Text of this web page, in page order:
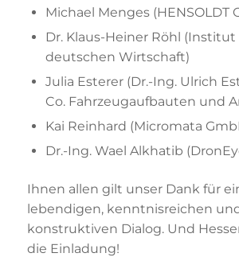
Michael Menges (HENSOLDT
Dr. Klaus-Heiner Röhl (Institut
deutschen Wirtschaft)
Julia Esterer (Dr.-Ing. Ulrich
Co. Fahrzeugaufbauten und
Kai Reinhard (Micromata
Dr.-Ing. Wael Alkhatib
Ihnen allen gilt unser Dank für
lebendigen, kenntnisreichen
konstruktiven Dialog. Und
die Einladung!